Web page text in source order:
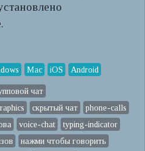
Mac iOS Android
чат
скрытый чат
phone-calls
voice-chat
typing-indicator
нажми чтобы говорить